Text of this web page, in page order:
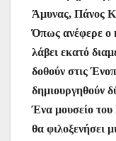
o
k
Άμυνας, Πάνος
Όπως ανέφερε ο
λάβει εκατό
δοθούν στις
δημιουργηθούν
Ένα μουσείο του
θα φιλοξενήσει